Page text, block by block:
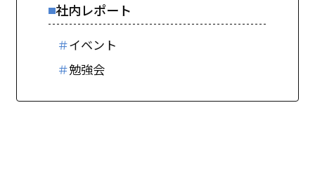
社内レポート
＃イベント
＃勉強会